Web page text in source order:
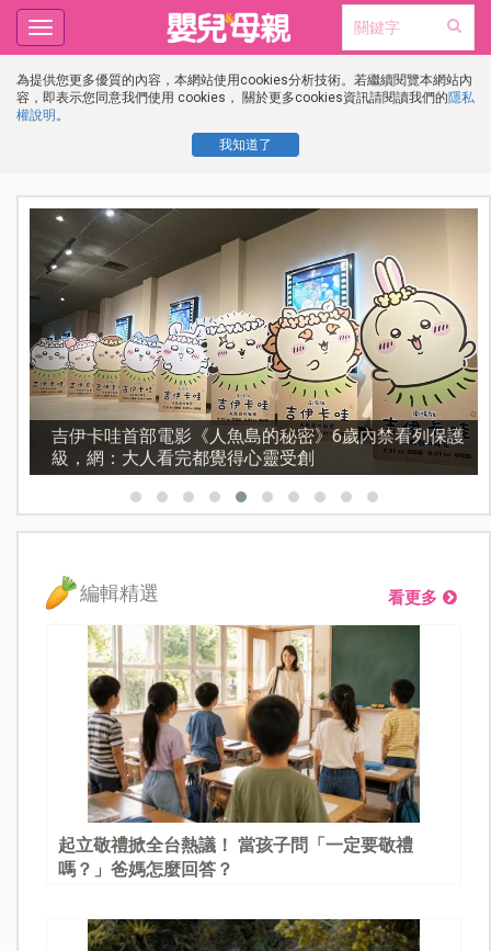
為提供您更多優質的內容，本網站使用cookies分析技術。若繼續閱覽本網站內
容，即表示您同意我們使用 cookies， 關於更多cookies資訊請閱讀我們的隱私
權說明 。
我知道了
Toggle
navigation
吉伊卡哇首部電影《人魚島的秘密》6歲內禁看列保護
級，網：大人看完都覺得心靈受創
編輯精選 看更多
起立敬禮掀全台熱議！ 當孩子問「一定要敬禮
嗎？」爸媽怎麼回答？